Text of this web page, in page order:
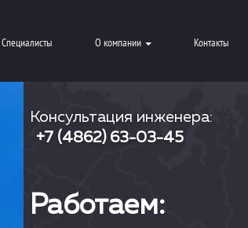
Специалисты О компании Контакты
Консультация инженера:
+7 (4862) 63-03-45
Работаем: